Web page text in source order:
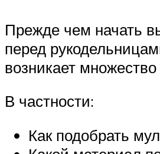
Прежде чем начать
перед
возникает
В частности:
Как подобрать